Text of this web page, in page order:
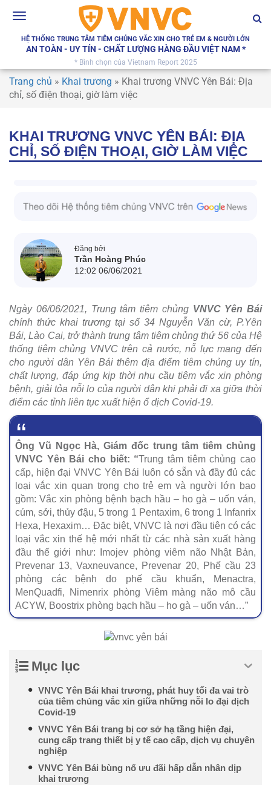
Toggle
HỆ THỐNG TRUNG TÂM TIÊM CHỦNG VẮC XIN CHO TRẺ EM & NGƯỜI LỚN
AN TOÀN - UY TÍN - CHẤT LƯỢNG HÀNG ĐẦU VIỆT NAM *
* Bình chọn của Vietnam Report 2025
Trang chủ » Khai trương » Khai trương VNVC Yên Bái: Địa
chỉ, số điện thoại, giờ làm việc
KHAI TRƯƠNG VNVC YÊN BÁI: ĐỊA
CHỈ, SỐ ĐIỆN THOẠI, GIỜ LÀM VIỆC
Đăng bởi
Trần Hoàng Phúc
12:02 06/06/2021
Ngày 06/06/2021, Trung tâm tiêm chủng VNVC Yên Bái
chính thức khai trương tại số 34 Nguyễn Văn cừ, P.Yên
Bái, Lào Cai, trở thành trung tâm tiêm chủng thứ 56 của Hệ
thống tiêm chủng VNVC trên cả nước, nỗ lực mang đến
cho người dân Yên Bái thêm địa điểm tiêm chủng uy tín,
chất lượng, đáp ứng kịp thời nhu cầu tiêm vắc xin phòng
bệnh, giải tỏa nỗi lo của người dân khi phải đi xa giữa thời
điểm các tỉnh liên tục xuất hiện ổ dịch Covid-19.
Ông Vũ Ngọc Hà, Giám đốc trung tâm tiêm chủng
VNVC Yên Bái cho biết: “Trung tâm tiêm chủng cao
cấp, hiện đại VNVC Yên Bái luôn có sẵn và đầy đủ các
loại vắc xin quan trọng cho trẻ em và người lớn bao
gồm: Vắc xin phòng bệnh bạch hầu – ho gà – uốn ván,
cúm, sởi, thủy đậu, 5 trong 1 Pentaxim, 6 trong 1 Infanrix
Hexa, Hexaxim… Đặc biệt, VNVC là nơi đầu tiên có các
loại vắc xin thế hệ mới nhất từ các nhà sản xuất hàng
đầu thế giới như: Imojev phòng viêm não Nhật Bản,
Prevenar 13, Vaxneuvance, Prevenar 20, Phế cầu 23
phòng các bệnh do phế cầu khuẩn, Menactra,
MenQuadfi, Nimenrix phòng Viêm màng não mô cầu
ACYW, Boostrix phòng bạch hầu – ho gà – uốn ván…”
Mục lục
VNVC Yên Bái khai trương, phát huy tối đa vai trò
của tiêm chủng vắc xin giữa những nỗi lo đại dịch
Covid-19
VNVC Yên Bái trang bị cơ sở hạ tầng hiện đại,
cung cấp trang thiết bị y tế cao cấp, dịch vụ chuyên
nghiệp
VNVC Yên Bái bùng nổ ưu đãi hấp dẫn nhân dịp
khai trương